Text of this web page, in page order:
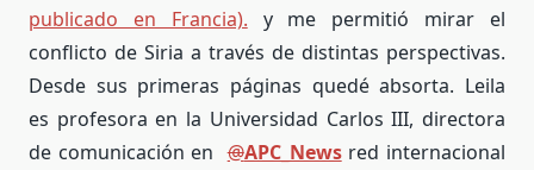
publicado en Francia). y me permitió mirar el
conflicto de Siria a través de distintas perspectivas.
Desde sus primeras páginas quedé absorta. Leila
es profesora en la Universidad Carlos III, directora
de comunicación en@APC_Newsred internacional